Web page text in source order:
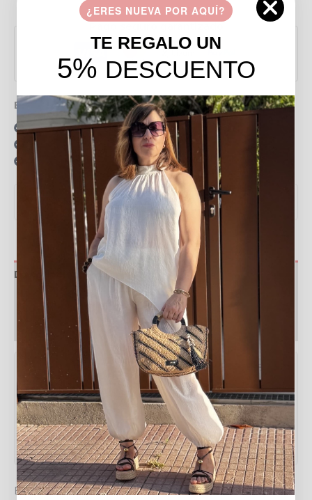
Añadir a favoritos
Envío gratis en pedidos de más de 49 €
15 días para realizar devoluciones
Resolvemos tus dudas por llamada o WhatsApp
Recogida en tienda gratis
VER MEDIDAS Y GUÍA DE TALLAS
Descripción
Valoraciones (0)
Política de devoluciones
Tabla de medidas
Medida Valor
Largo total 115 cm
ELEVA TU ESTILO CON UN TOQUE DE ENCANTO
¿ERES NUEVA POR AQUÍ?
TE REGALO UN
5% DESCUENTO